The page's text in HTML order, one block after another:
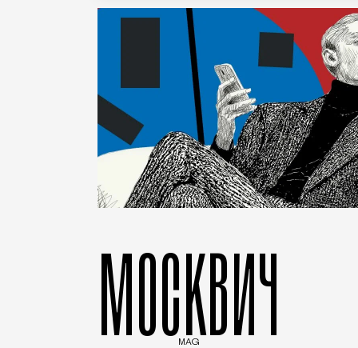
МОСКВИЧ
MAG